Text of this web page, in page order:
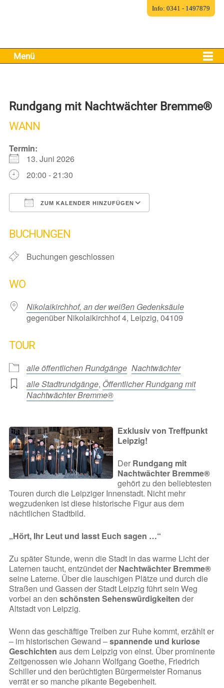
Menü
Rundgang mit Nachtwächter Bremme®
WANN
Termin:
13. Juni 2026
20:00 - 21:30
ZUM KALENDER HINZUFÜGEN
BUCHUNGEN
Buchungen geschlossen
WO
Nikolaikirchhof, an der weißen Gedenksäule
gegenüber Nikolaikirchhof 4, Leipzig, 04109
TOUR
alle öffentlichen Rundgänge Nachtwächter
alle Stadtrundgänge, Öffentlicher Rundgang mit
Nachtwächter Bremme®
Exklusiv von Treffpunkt
Leipzig!
Der Rundgang mit
Nachtwächter Bremme®
gehört zu den beliebtesten
Touren durch die Leipziger Innenstadt. Nicht mehr
wegzudenken ist diese historische Figur aus dem
nächtlichen Stadtbild.
„Hört, Ihr Leut und lasst Euch sagen …“
Zu später Stunde, wenn die Stadt in das warme Licht der
Laternen taucht, entzündet der Nachtwächter Bremme®
seine Laterne. Über die lauschigen Plätze und durch die
Straßen und Gassen der Stadt Leipzig führt sein Weg
vorbei an den schönsten Sehenswürdigkeiten der
Altstadt von Leipzig.
Wenn das geschäftige Treiben zur Ruhe kommt, erzählt er
– im historischen Gewand –spannende und kuriose
Geschichten aus dem Leipzig von einst. Über prominente
Zeitgenossen wie Johann Wolfgang Goethe, Friedrich
Schiller und den berüchtigten Bürgermeister Romanus
verrät er so manche pikante Begebenheit.
Info: 0341 - 1497879